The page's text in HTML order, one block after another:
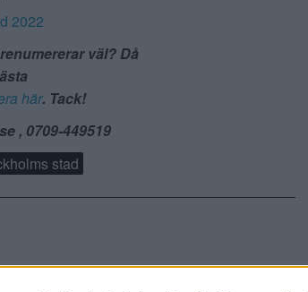
2022
väl? Då
här. Tack!
, 0709-449519
stad